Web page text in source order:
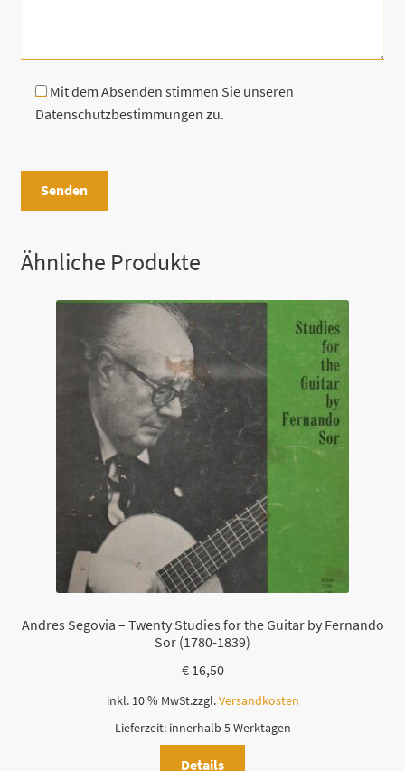
Mit dem Absenden stimmen Sie unseren
Datenschutzbestimmungen zu.
e
l
e
Ähnliche Produkte
Andres Segovia – Twenty Studies for the Guitar by Fernando
Sor (1780-1839)
€16,50
inkl. 10 % MwSt.zzgl.Versandkosten
Lieferzeit: innerhalb 5 Werktagen
Details